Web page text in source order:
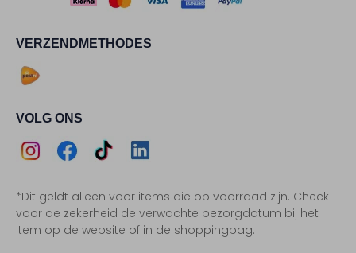
VERZENDMETHODES
VOLG ONS
Instagram
Facebook
TikTokLinkedIn
*Dit geldt alleen voor items die op voorraad zijn. Check
voor de zekerheid de verwachte bezorgdatum bij het
item op de website of in de shoppingbag.